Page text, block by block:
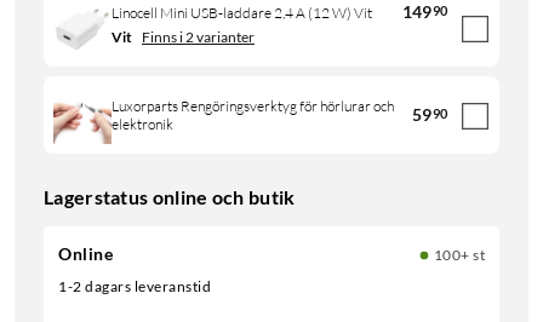
Linocell Mini USB-laddare 2,4 A (12 W) Vit 14990
Vit Finns i 2 varianter
Luxorparts Rengöringsverktyg för hörlurar och
elektronik
5990
Lagerstatus online och butik
Online
100+ st
1-2 dagars leveranstid